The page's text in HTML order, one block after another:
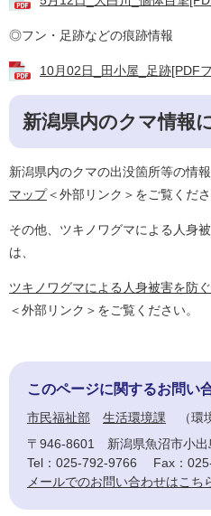
◎フン・足跡などの痕跡情報
10月02日_田小屋_足跡[PDF
新潟県内のクマ情報
新潟県内のクマの出没箇所等の情報
マップ＜外部リンク＞ をご覧くださ
その他、ツキノワグマによる人身
は、
ツキノワグマによる人身被害を防
＜外部リンク＞ をご覧ください。
このページに関するお問い
市民福祉部 生活環境課
環
〒946-8601
新潟県魚沼市小
Tel：025-792-9766
Fax：
メールでのお問い合わせはこち